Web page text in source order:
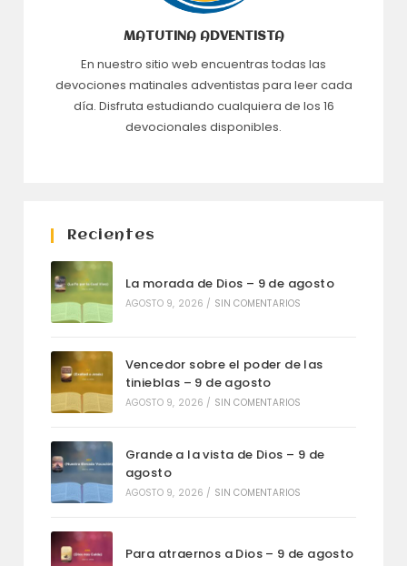
MATUTINA ADVENTISTA
En nuestro sitio web encuentras todas las
devociones matinales adventistas para leer cada
día. Disfruta estudiando cualquiera de los 16
devocionales disponibles.
Recientes
La morada de Dios – 9 de agosto
AGOSTO 9, 2026 / SIN COMENTARIOS
Vencedor sobre el poder de las
tinieblas – 9 de agosto
AGOSTO 9, 2026 / SIN COMENTARIOS
Grande a la vista de Dios – 9 de
agosto
AGOSTO 9, 2026 / SIN COMENTARIOS
Para atraernos a Dios – 9 de agosto